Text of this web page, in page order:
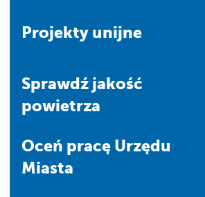
Projekty unijne
Sprawdź jakość
powietrza
Oceń pracę Urzędu
Miasta